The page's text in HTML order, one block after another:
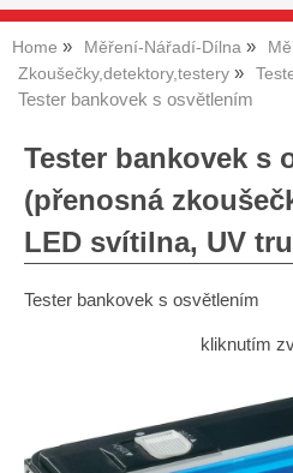
Home Měření-Nářadí-Dílna
Zkoušečky,detektory,testery
Tester bankovek s osvětlením
Tester bankovek s
(přenosná
LED svítilna, UV
Tester bankovek s osvětlením
kliknutím